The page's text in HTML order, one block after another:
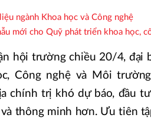
ngành Khoa học và Công nghệ
mới cho Quỹ phát triển khoa học,
hội trường chiều 20/4, đại
Công nghệ và Môi
chính trị khó dự báo, đầu
thông minh hơn. Ưu tiên